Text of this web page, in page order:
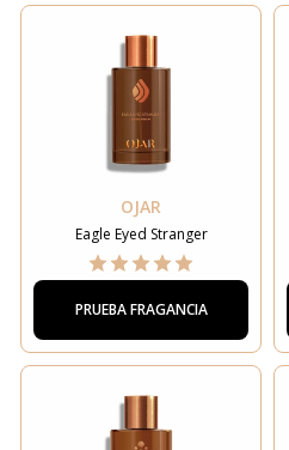
OJAR
Eagle Eyed Stranger
PRUEBA FRAGANCIA